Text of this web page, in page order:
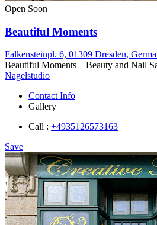
Open Soon
Beautiful Moments
Falkensteinpl. 6, 01309 Dresden,
Beautiful Moments – Beauty and Nail
Nagelstudio
Contact Info
Gallery
Call : +4935126573163
Save